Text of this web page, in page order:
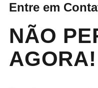
Entre em
NÃO
AGORA!